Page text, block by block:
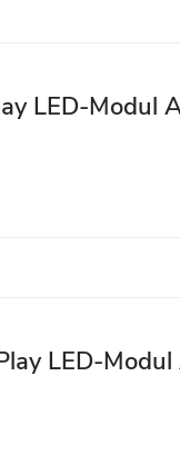
LED-Modul
LED-